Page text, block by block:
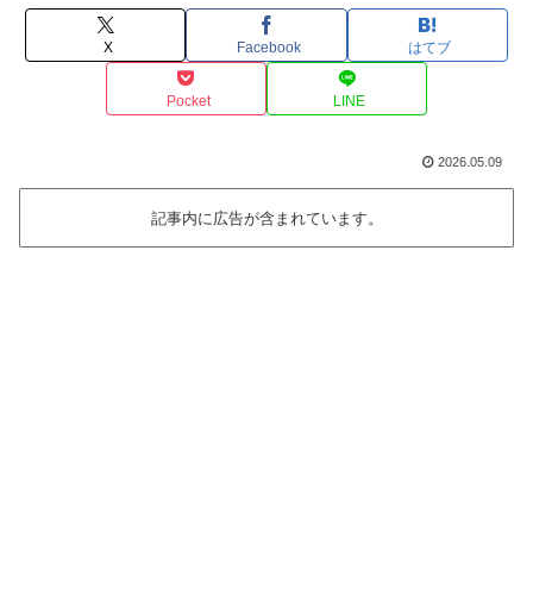
X Facebook はてブ
Pocket LINE
2026.05.09
記事内に広告が含まれています。